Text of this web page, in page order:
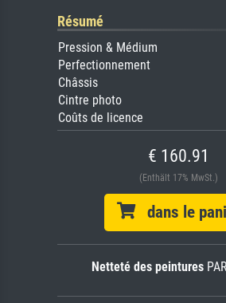
Résumé
Pression & Médium
Perfectionnement
Châssis
Cintre photo
Coûts de licence
€ 160.91
(Enthält 17% MwSt.)
dans le
Netteté des peintures